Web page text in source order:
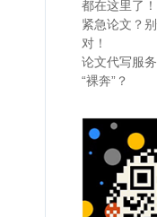
都在这里了！
紧急论文？
对！
论文代写服
“裸奔”？